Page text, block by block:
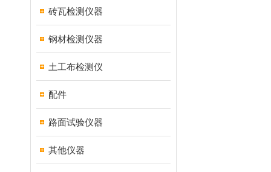
砖瓦检测仪器
钢材检测仪器
土工布检测仪
配件
路面试验仪器
其他仪器